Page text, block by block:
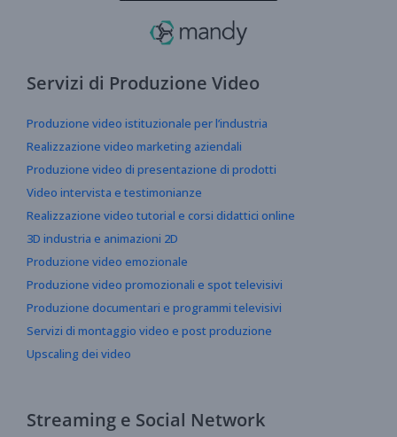
Servizi di Produzione Video
Produzione video istituzionale per l’industria
Realizzazione video marketing aziendali
Produzione video di presentazione di prodotti
Video intervista e testimonianze
Realizzazione video tutorial e corsi didattici online
3D industria e animazioni 2D
Produzione video emozionale
Produzione video promozionali e spot televisivi
Produzione documentari e programmi televisivi
Servizi di montaggio video e post produzione
Upscaling dei video
Streaming e Social Network